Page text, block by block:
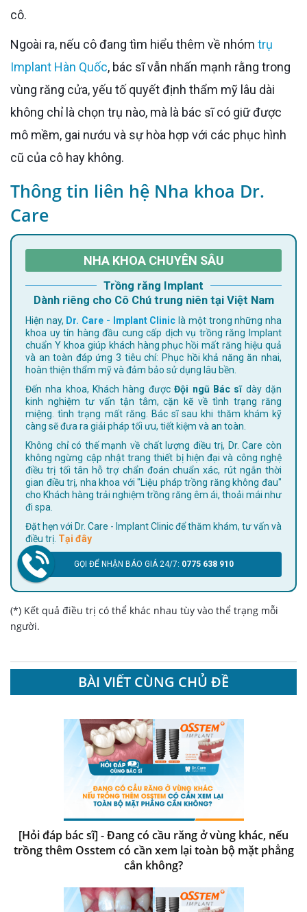
cô.
Ngoài ra, nếu cô đang tìm hiểu thêm về nhóm trụ
Implant Hàn Quốc, bác sĩ vẫn nhấn mạnh rằng trong
vùng răng cửa, yếu tố quyết định thẩm mỹ lâu dài
không chỉ là chọn trụ nào, mà là bác sĩ có giữ được
mô mềm, gai nướu và sự hòa hợp với các phục hình
cũ của cô hay không.
Thông tin liên hệ Nha khoa Dr.
Care
NHA KHOA CHUYÊN SÂU
Trồng răng Implant
Dành riêng cho Cô Chú trung niên tại Việt Nam
Hiện nay, Dr. Care - Implant Clinic là một trong những nha
khoa uy tín hàng đầu cung cấp dịch vụ trồng răng Implant
chuẩn Y khoa giúp khách hàng phục hồi mất răng hiệu quả
và an toàn đáp ứng 3 tiêu chí: Phục hồi khả năng ăn nhai,
hoàn thiện thẩm mỹ và đảm bảo sử dụng lâu bền.
Đến nha khoa, Khách hàng đượcĐội ngũ Bác sĩdày dặn
kinh nghiệm tư vấn tận tâm, cặn kẽ về tình trạng răng
miệng. tình trạng mất răng. Bác sĩ sau khi thăm khám kỹ
càng sẽ đưa ra giải pháp tối ưu, tiết kiệm và an toàn.
Không chỉ có thế mạnh về chất lượng điều trị, Dr. Care còn
không ngừng cập nhật trang thiết bị hiện đại và công nghệ
điều trị tối tân hỗ trợ chẩn đoán chuẩn xác, rút ngắn thời
gian điều trị, nha khoa với "Liệu pháp trồng răng không đau"
cho Khách hàng trải nghiệm trồng răng êm ái, thoải mái như
đi spa.
Đặt hẹn với Dr. Care - Implant Clinic để thăm khám, tư vấn và
điều trị. Tại đây
GỌI ĐỂ NHẬN BÁO GIÁ 24/7: 0775 638 910
(*) Kết quả điều trị có thể khác nhau tùy vào thể trạng mỗi
người.
BÀI VIẾT CÙNG CHỦ ĐỀ
[Hỏi đáp bác sĩ] - Đang có cầu răng ở vùng khác, nếu
trồng thêm Osstem có cần xem lại toàn bộ mặt phẳng
cắn không?